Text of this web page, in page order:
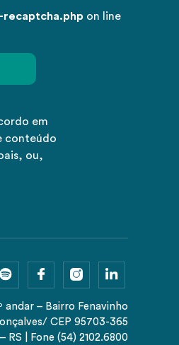
on line
em
conteúdo
ou,
andar – Bairro Fenavinho
CEP 95703-365
RS | Fone (54) 2102.6800